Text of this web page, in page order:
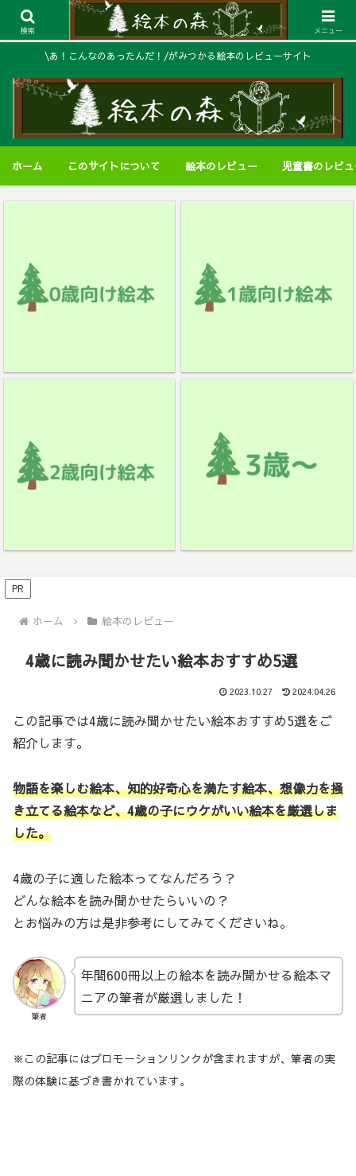
\あ！こんなのあったんだ！/がみつかる絵本のレビューサイト
ホーム このサイトについて 絵本のレビュー 児童書のレビ
PR
ホーム 絵本のレビュー
4歳に読み聞かせたい絵本おすすめ5選
2023.10.27 2024.04.26
この記事では4歳に読み聞かせたい絵本おすすめ5選をご
紹介します。
物語を楽しむ絵本、知的好奇心を満たす絵本、想像力を掻
き立てる絵本など、4歳の子にウケがいい絵本を厳選しま
した。
4歳の子に適した絵本ってなんだろう？
どんな絵本を読み聞かせたらいいの？
とお悩みの方は是非参考にしてみてくださいね。
筆者
年間600冊以上の絵本を読み聞かせる絵本マ
ニアの筆者が厳選しました！
※この記事にはプロモーションリンクが含まれますが、筆者の実
際の体験に基づき書かれています。
検索 メニュー